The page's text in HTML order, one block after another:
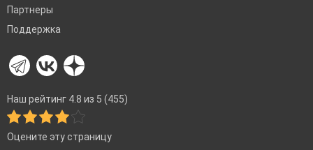
Партнеры
Поддержка
Наш рейтинг 4.8 из 5 (455)
Оцените эту страницу